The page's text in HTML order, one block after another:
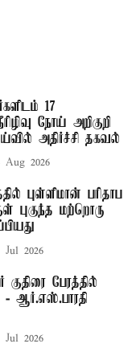
17
நோய் அறிகுறி
அதிர்ச்சி தகவல்
Aug 2026
புள்ளிமான் பரிதாப
புகுந்த மற்றொரு
Jul 2026
பேரத்தில்
- ஆர்.எஸ்.பாரதி
Jul 2026